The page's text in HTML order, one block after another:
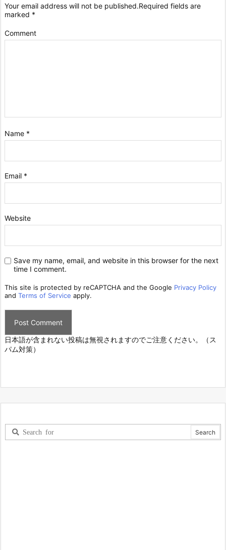
Your email address will not be published.Required fields are
marked *
Comment
Name *
Email *
Website
Save my name, email, and website in this browser for the next
time I comment.
This site is protected by reCAPTCHA and the Google Privacy Policy
and Terms of Service apply.
日本語が含まれない投稿は無視されますのでご注意ください。（ス
パム対策）